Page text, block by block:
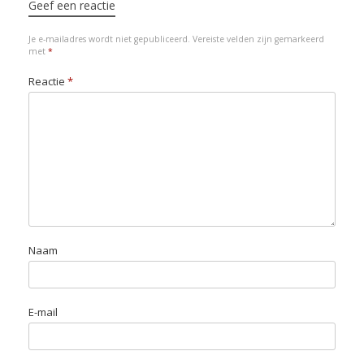
e
o
k
d
n
p
n
Geef een reactie
Je e-mailadres wordt niet gepubliceerd. Vereiste velden zijn gemarkeerd
met *
Reactie *
Naam
E-mail